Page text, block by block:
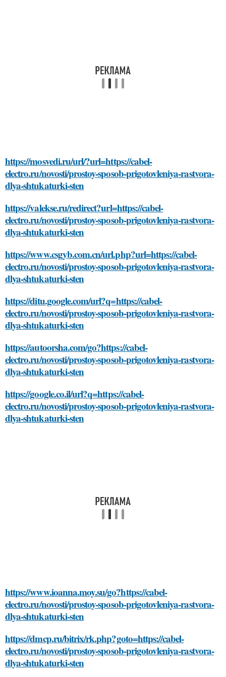
https://mosvedi.ru/url/?url=https://cabel-
electro.ru/novosti/prostoy-sposob-prigotovleniya-rastvora-
dlya-shtukaturki-sten
https://valekse.ru/redirect?url=https://cabel-
electro.ru/novosti/prostoy-sposob-prigotovleniya-rastvora-
dlya-shtukaturki-sten
https://www.csgyb.com.cn/url.php?url=https://cabel-
electro.ru/novosti/prostoy-sposob-prigotovleniya-rastvora-
dlya-shtukaturki-sten
https://ditu.google.com/url?q=https://cabel-
electro.ru/novosti/prostoy-sposob-prigotovleniya-rastvora-
dlya-shtukaturki-sten
https://autoorsha.com/go?https://cabel-
electro.ru/novosti/prostoy-sposob-prigotovleniya-rastvora-
dlya-shtukaturki-sten
https://google.co.il/url?q=https://cabel-
electro.ru/novosti/prostoy-sposob-prigotovleniya-rastvora-
dlya-shtukaturki-sten
https://www.ioanna.moy.su/go?https://cabel-
electro.ru/novosti/prostoy-sposob-prigotovleniya-rastvora-
dlya-shtukaturki-sten
https://dmcp.ru/bitrix/rk.php?goto=https://cabel-
electro.ru/novosti/prostoy-sposob-prigotovleniya-rastvora-
dlya-shtukaturki-sten